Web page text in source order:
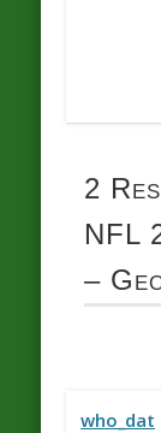
2
NFL
–
who_dat